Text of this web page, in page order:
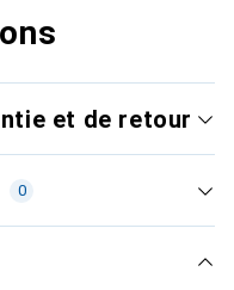
et de retour
0